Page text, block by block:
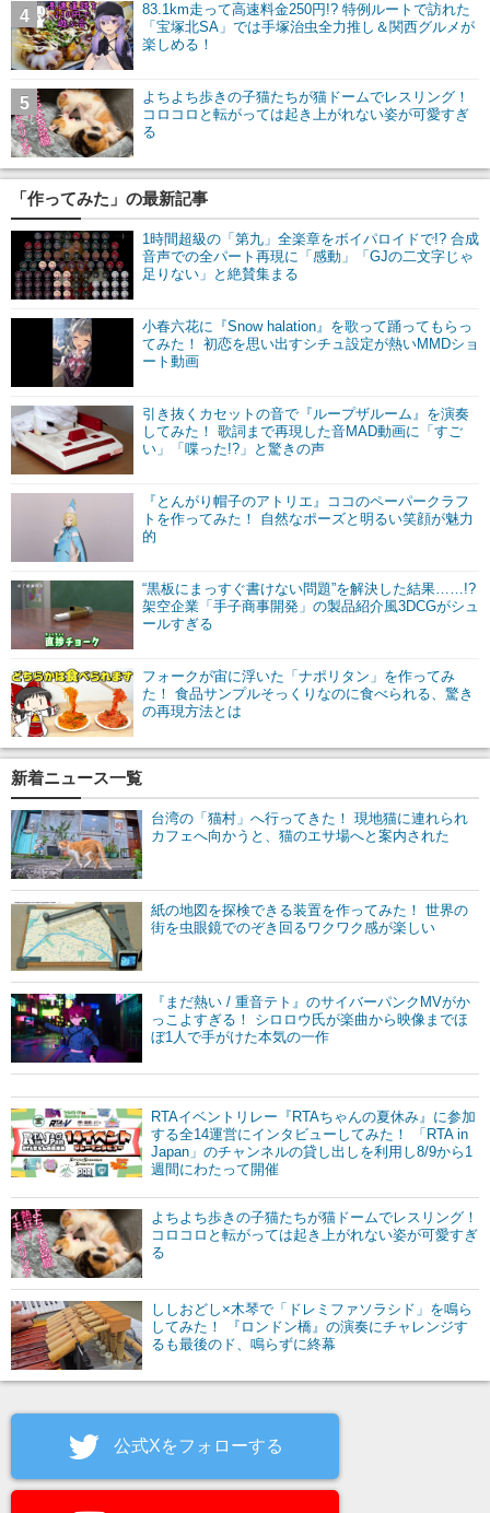
83.1km走って高速料金250円!? 特例ルートで訪れた
「宝塚北SA」では手塚治虫全力推し＆関西グルメが
楽しめる！
4
よちよち歩きの子猫たちが猫ドームでレスリング！
コロコロと転がっては起き上がれない姿が可愛すぎ
る
5
「作ってみた」の最新記事
1時間超級の「第九」全楽章をボイパロイドで!? 合成
音声での全パート再現に「感動」「GJの二文字じゃ
足りない」と絶賛集まる
小春六花に『Snow halation』を歌って踊ってもらっ
てみた！ 初恋を思い出すシチュ設定が熱いMMDショ
ート動画
引き抜くカセットの音で『ループザルーム』を演奏
してみた！ 歌詞まで再現した音MAD動画に「すご
い」「喋った!?」と驚きの声
『とんがり帽子のアトリエ』ココのペーパークラフ
トを作ってみた！ 自然なポーズと明るい笑顔が魅力
的
“黒板にまっすぐ書けない問題”を解決した結果……!?
架空企業「手子商事開発」の製品紹介風3DCGがシュ
ールすぎる
フォークが宙に浮いた「ナポリタン」を作ってみ
た！ 食品サンプルそっくりなのに食べられる、驚き
の再現方法とは
新着ニュース一覧
台湾の「猫村」へ行ってきた！ 現地猫に連れられ
カフェへ向かうと、猫のエサ場へと案内された
紙の地図を探検できる装置を作ってみた！ 世界の
街を虫眼鏡でのぞき回るワクワク感が楽しい
『まだ熱い / 重音テト』のサイバーパンクMVがか
っこよすぎる！ シロロウ氏が楽曲から映像までほ
ぼ1人で手がけた本気の一作
RTAイベントリレー『RTAちゃんの夏休み』に参加
する全14運営にインタビューしてみた！ 「RTA in
Japan」のチャンネルの貸し出しを利用し8/9から1
週間にわたって開催
よちよち歩きの子猫たちが猫ドームでレスリング！
コロコロと転がっては起き上がれない姿が可愛すぎ
る
ししおどし×木琴で「ドレミファソラシド」を鳴ら
してみた！ 『ロンドン橋』の演奏にチャレンジす
るも最後のド、鳴らずに終幕
公式Xをフォローする